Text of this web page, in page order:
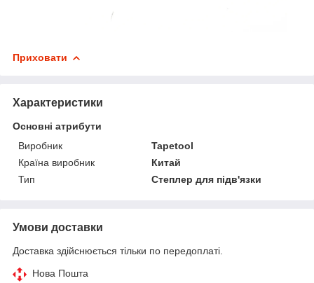
Приховати
Характеристики
Основні атрибути
Виробник
Tapetool
Країна виробник
Китай
Тип
Степлер для підв'язки
Умови доставки
Доставка здійснюється тільки по передоплаті.
Нова Пошта